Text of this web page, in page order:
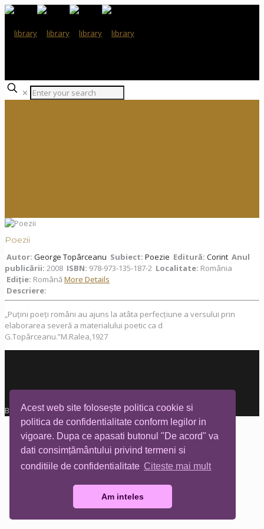
Acest web site folosește politica cookie si
politica de confidentialitate conform legilor in
vigoare. Dupa ce apasati butonul "De acord" va
dati consimțământului privind termeni si
conditiile de confidentialitate Citeste mai mult
Am inteles
✕
Poezii
Autor: George Topârceanu Subiect: Poezie Editură: Corint Anul
publicării: 2008 ISBN: 978-973-135-187-2 Localitate: România
Ediţie: Română More Details
Descriere:
„Puțini poeți români au ajuns la atâta perfecțiune a versului prin
elaborarea severă a materialului poetic ca d
G.Topârceanu.”M.Ralea,1927
Biblioteca Tia Mare © All rights reserved